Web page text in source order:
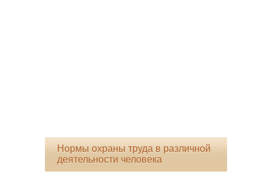
Нормы охраны труда в различной
деятельности человека